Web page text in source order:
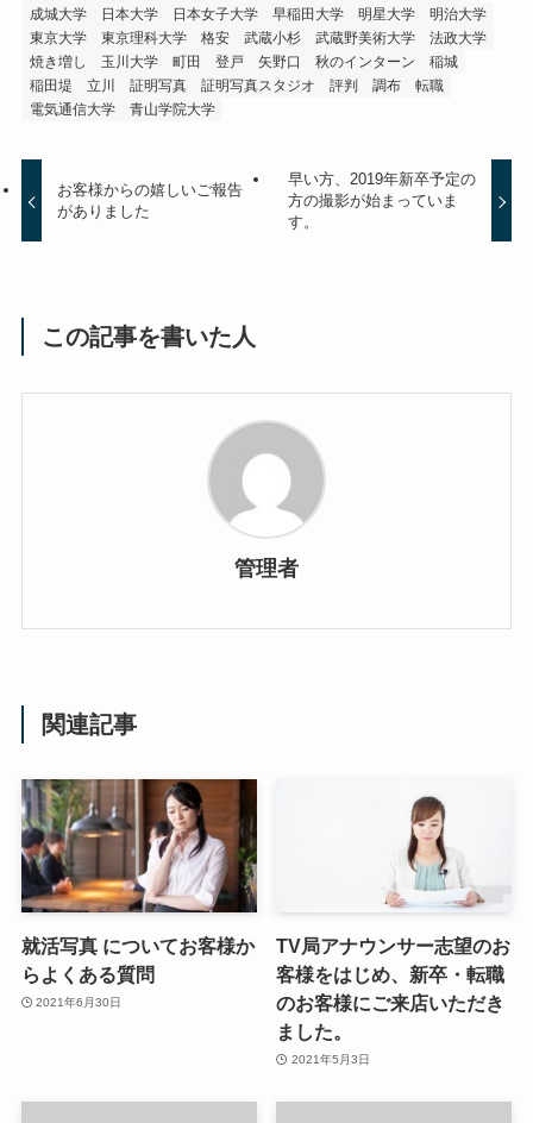
成城大学 日本大学 日本女子大学 早稲田大学 明星大学
明治大学
東京大学
東京理科大学 格安 武蔵小杉 武蔵野美術大学
法政大学
焼き増し
玉川大学 町田 登戸 矢野口 秋のインターン
稲城
稲田堤
立川 証明写真 証明写真スタジオ 評判 調布
転職
電気通信大学
青山学院大学
お客様からの嬉しいご報告
がありました
早い方、2019年新卒予定の
方の撮影が始まっていま
す。
この記事を書いた人
管理者
関連記事
就活写真 についてお客様か
らよくある質問
2021年6月30日
TV局アナウンサー志望のお
客様をはじめ、新卒・転職
のお客様にご来店いただき
ました。
2021年5月3日